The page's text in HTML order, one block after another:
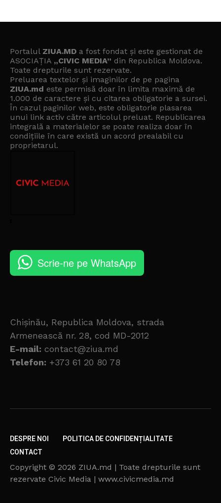
Portalul ZIUA.MD a fost fondat și este gestionat de
ASOCIAȚIA „CIVIC MEDIA” din Republica Moldova.
Toate drepturile sunt rezervate.
Preluarea textelor și imaginilor de pe pagina
ZIUA.md este permisă doar în limita maximă de
1.000 de caractere și cu citarea obligatorie a sursei.
În cazul paginilor web, este obligatorie plasarea
unui link activ către articolul preluat. Republicarea
integrală a materialelor se poate realiza doar în
condițiile în care există un acord prealabil cu
proprietarul.
Scrie-ne pe WhatsApp
Chișinău, Republica Moldova, strada
Armenească nr. 28, cod MD-2012
E-mail: contact@ziua.md
Telefon: +373 61 20 80 78
DESPRE NOI
POLITICA DE CONFIDENȚIALITATE
CONTACT
Copyright © 2026 ZIUA.md | Toate drepturile sunt
rezervate Civic Media | www.civicmedia.md